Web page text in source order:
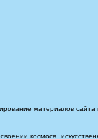
материалов сайта
космоса,